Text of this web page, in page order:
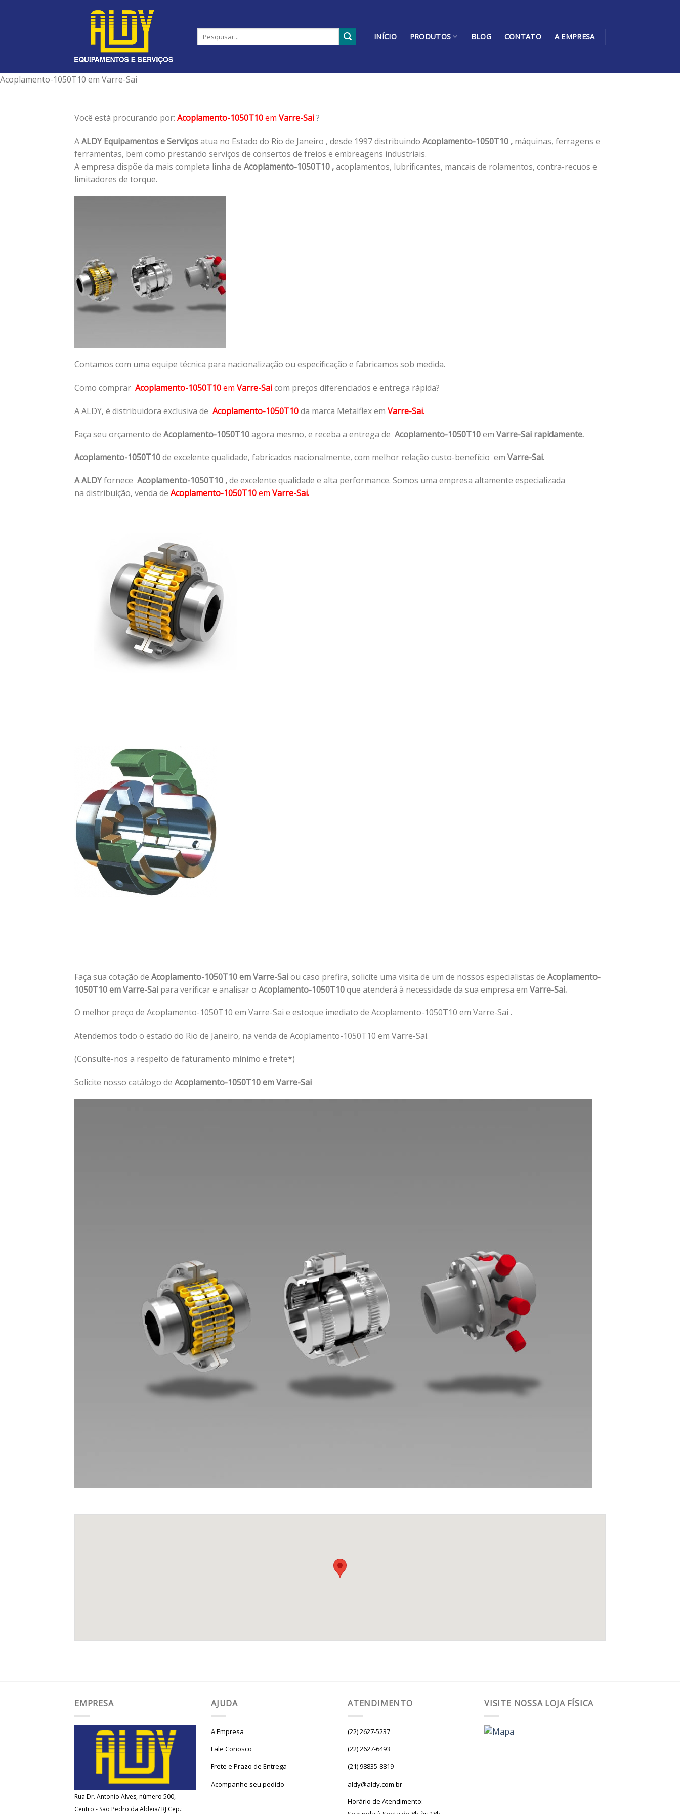
INÍCIO PRODUTOS BLOG CONTATO A EMPRESA
Acoplamento-1050T10 em Varre-Sai
Você está procurando por: Acoplamento-1050T10em Varre-Sai?
AALDY Equipamentos e Serviçosatua no Estado do Rio de Janeiro , desde 1997 distribuindo Acoplamento-1050T10 , máquinas, ferragens e
ferramentas, bem como prestando serviços de consertos de freios e embreagens industriais.
A empresa dispõe da mais completa linha de Acoplamento-1050T10 ,acoplamentos, lubrificantes, mancais de rolamentos, contra-recuos e
limitadores de torque.
Contamos com uma equipe técnica para nacionalização ou especificação e fabricamos sob medida.
Como comprar Acoplamento-1050T10em Varre-Saicom preços diferenciados e entrega rápida?
A ALDY, é distribuidora exclusiva de Acoplamento-1050T10da marca Metalflex em Varre-Sai.
Faça seu orçamento de Acoplamento-1050T10agora mesmo, e receba a entrega de Acoplamento-1050T10em Varre-Sai rapidamente.
Acoplamento-1050T10de excelente qualidade, fabricados nacionalmente, com melhor relação custo-benefício em Varre-Sai.
A ALDYfornece Acoplamento-1050T10 ,de excelente qualidade e alta performance. Somos uma empresa altamente especializada
na distribuição, venda de Acoplamento-1050T10em Varre-Sai.
Faça sua cotação de Acoplamento-1050T10 em Varre-Saiou caso prefira, solicite uma visita de um de nossos especialistas de Acoplamento-
1050T10 em Varre-Sai para verificar e analisar o Acoplamento-1050T10que atenderá à necessidade da sua empresa em Varre-Sai.
O melhor preço de Acoplamento-1050T10 em Varre-Sai e estoque imediato de Acoplamento-1050T10 em Varre-Sai .
Atendemos todo o estado do Rio de Janeiro, na venda de Acoplamento-1050T10 em Varre-Sai.
(Consulte-nos a respeito de faturamento mínimo e frete*)
Solicite nosso catálogo de Acoplamento-1050T10 em Varre-Sai
EMPRESA
Rua Dr. Antonio Alves, número 500,
Centro - São Pedro da Aldeia/ RJ Cep.:
AJUDA
A Empresa
Fale Conosco
Frete e Prazo de Entrega
Acompanhe seu pedido
ATENDIMENTO
(22) 2627-5237
(22) 2627-6493
(21) 98835-8819
aldy@aldy.com.br
Horário de Atendimento:
VISITE NOSSA LOJA FÍSICA